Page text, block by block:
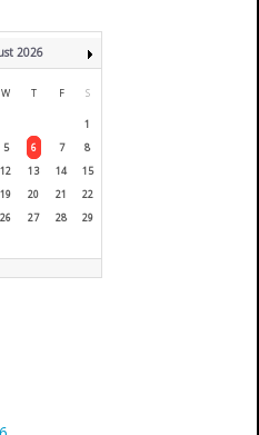
2026
W T F S
1
5 6 7
8
12 13 14
15
19 20 21
22
26 27 28
29